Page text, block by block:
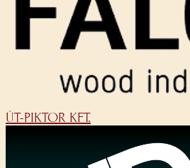
ÚT-PIKTOR KFT.